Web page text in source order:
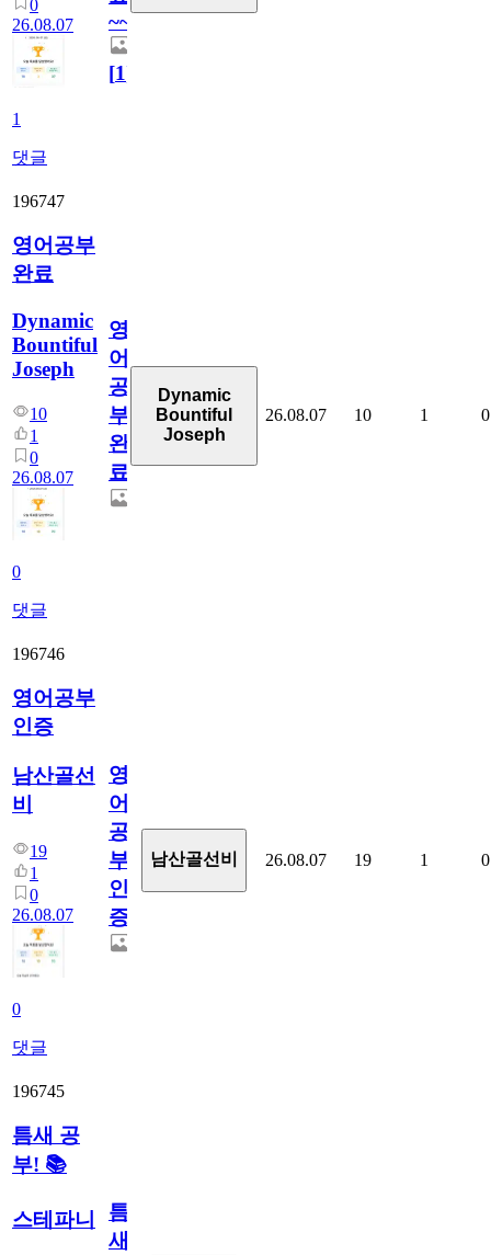
0
26.08.07
1
댓글
~~
[1]
196747
영어공부
완료
Dynamic
Bountiful
Joseph
10
1
0
26.08.07
0
댓글
영
어
공
부
완
료
Dynamic
Bountiful
Joseph
26.08.07 10 1 0
196746
영어공부
인증
남산골선
비
19
1
0
26.08.07
0
댓글
영
어
공
부
인
증
남산골선비 26.08.07 19 1 0
196745
틈새 공
부! 📚
스테파니
틈
새